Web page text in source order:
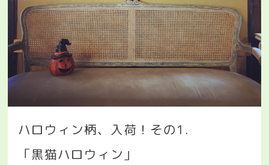
ハロウィン柄、入荷！その1.
「黒猫ハロウィン」